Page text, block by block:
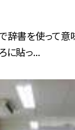
辞書を使って意
に貼っ...